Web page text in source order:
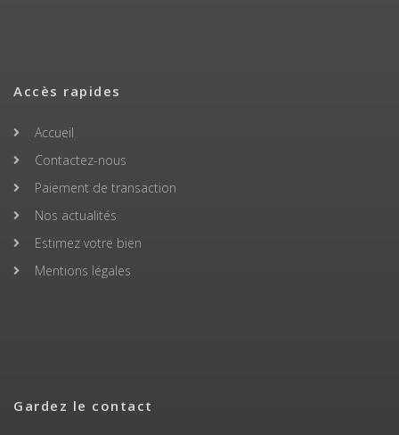
Accès rapides
Accueil
Contactez-nous
Paiement de transaction
Nos actualités
Estimez votre bien
Mentions légales
Gardez le contact